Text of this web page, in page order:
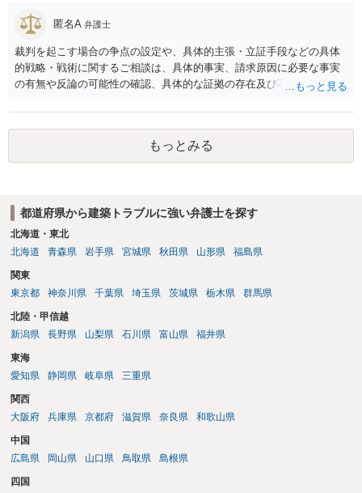
匿名A 弁護士
裁判を起こす場合の争点の設定や、具体的主張・立証手段などの具体
的戦略・戦術に関するご相談は、具体的事実、請求原因に必要な事実
の有無や反論の可能性の確認、具体的な証拠の存在及び不存在などな
では回答が難しい内容となっています。 事象発覚後２年、全く法律相
談をされていないとは思いませんが、法律相談したからといって必ず
しも弁護士に事件を委任しなければならない決まりはありませんし、
弁護士により回答内容が違うことも想定できます。 納得が得られるま
もっとみる
都道府県から建築トラブルに強い弁護士を探す
北海道・東北
北海道
青森県 岩手県 宮城県 秋田県 山形県 福島県
関東
東京都
神奈川県 千葉県 埼玉県 茨城県 栃木県 群馬県
北陸・甲信越
新潟県
長野県 山梨県 石川県 富山県 福井県
東海
愛知県
静岡県 岐阜県 三重県
関西
大阪府
兵庫県 京都府 滋賀県 奈良県 和歌山県
中国
広島県
岡山県 山口県 鳥取県 島根県
四国